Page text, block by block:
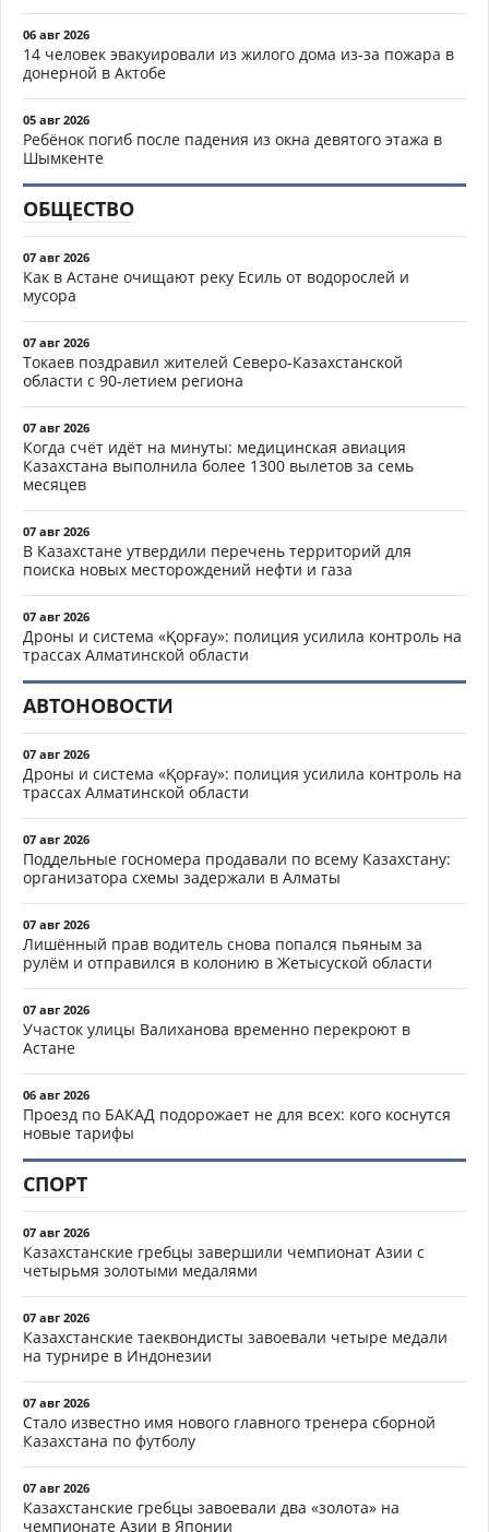
06 авг 2026
14 человек эвакуировали из жилого дома из-за пожара в
донерной в Актобе
05 авг 2026
Ребёнок погиб после падения из окна девятого этажа в
Шымкенте
ОБЩЕСТВО
07 авг 2026
Как в Астане очищают реку Есиль от водорослей и
мусора
07 авг 2026
Токаев поздравил жителей Северо-Казахстанской
области с 90-летием региона
07 авг 2026
Когда счёт идёт на минуты: медицинская авиация
Казахстана выполнила более 1300 вылетов за семь
месяцев
07 авг 2026
В Казахстане утвердили перечень территорий для
поиска новых месторождений нефти и газа
07 авг 2026
Дроны и система «Қорғау»: полиция усилила контроль на
трассах Алматинской области
АВТОНОВОСТИ
07 авг 2026
Дроны и система «Қорғау»: полиция усилила контроль на
трассах Алматинской области
07 авг 2026
Поддельные госномера продавали по всему Казахстану:
организатора схемы задержали в Алматы
07 авг 2026
Лишённый прав водитель снова попался пьяным за
рулём и отправился в колонию в Жетысуской области
07 авг 2026
Участок улицы Валиханова временно перекроют в
Астане
06 авг 2026
Проезд по БАКАД подорожает не для всех: кого коснутся
новые тарифы
СПОРТ
07 авг 2026
Казахстанские гребцы завершили чемпионат Азии с
четырьмя золотыми медалями
07 авг 2026
Казахстанские таеквондисты завоевали четыре медали
на турнире в Индонезии
07 авг 2026
Стало известно имя нового главного тренера сборной
Казахстана по футболу
07 авг 2026
Казахстанские гребцы завоевали два «золота» на
чемпионате Азии в Японии